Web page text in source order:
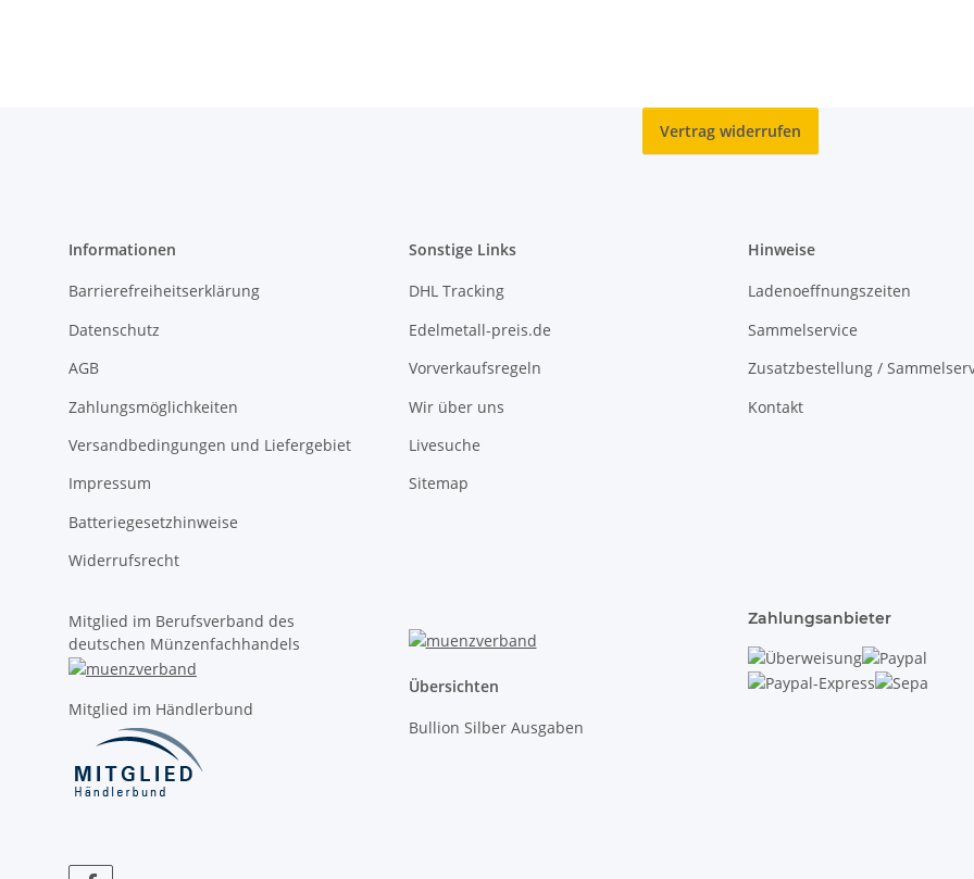
Vertrag widerrufen
Informationen
Barrierefreiheitserklärung
Datenschutz
AGB
Zahlungsmöglichkeiten
Versandbedingungen und Liefergebiet
Impressum
Batteriegesetzhinweise
Widerrufsrecht
Sonstige Links
DHL Tracking
Edelmetall-preis.de
Vorverkaufsregeln
Wir über uns
Livesuche
Sitemap
Hinweise
Ladenoeffnungszeiten
Sammelservice
Zusatzbestellung /
Kontakt
Mitglied im Berufsverband des
deutschen Münzenfachhandels
Mitglied im Händlerbund
Übersichten
Bullion Silber Ausgaben
Zahlungsanbieter